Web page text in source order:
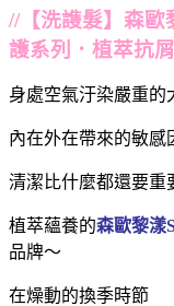
//【洗謢髮】森
護系列．植萃抗
身處空氣汙染嚴重的
內在外在帶來的敏感
清潔比什麼都還要重
植萃蘊養的森歐黎漾
品牌～
在燥動的換季時節